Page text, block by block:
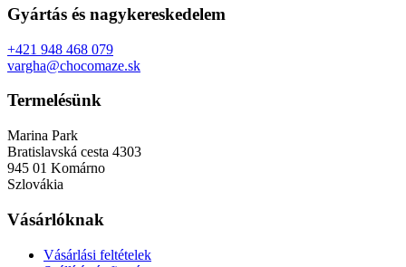
Gyártás és nagykereskedelem
+421 948 468 079
vargha@chocomaze.sk
Termelésünk
Marina Park
Bratislavská cesta 4303
945 01 Komárno
Szlovákia
Vásárlóknak
Vásárlási feltételek